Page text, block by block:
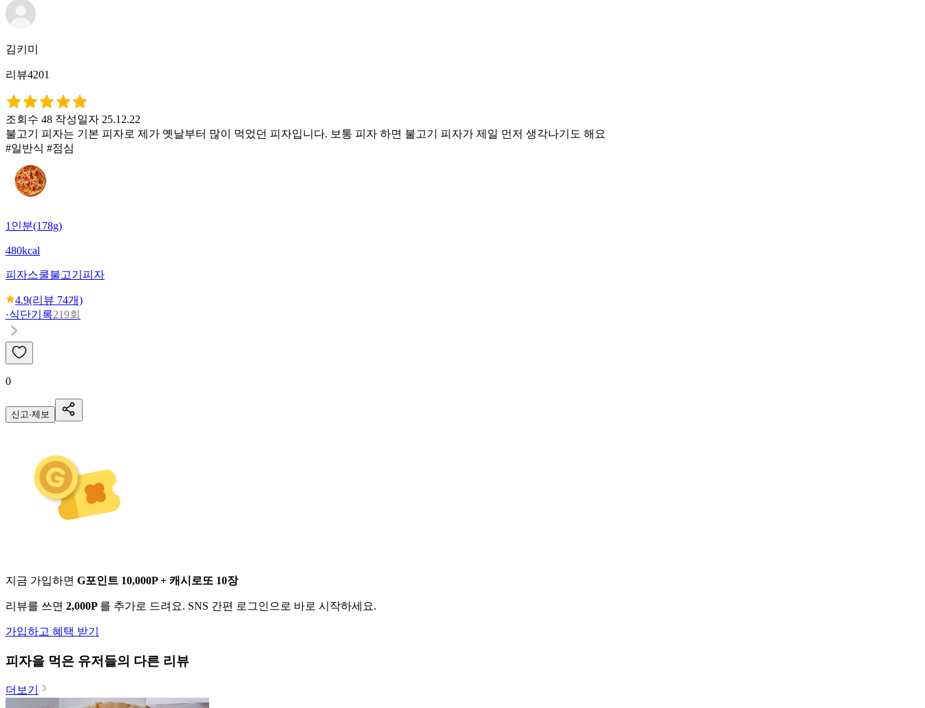
김키미
리뷰4201
조회수 48 작성일자 25.12.22
불고기 피자는 기본 피자로 제가 옛날부터 많이 먹었던 피자입니다. 보통 피자 하면 불고기 피자가 제일 먼저 생각나기도 해요
#일반식 #점심
1인분(178g)
480kcal
피자스쿨불고기피자
4.9(리뷰 74개)
·식단기록219회
0
신고·제보
지금 가입하면 G포인트 10,000P + 캐시로또 10장
리뷰를 쓰면 2,000P 를 추가로 드려요. SNS 간편 로그인으로 바로 시작하세요.
가입하고 혜택 받기
피자을 먹은 유저들의 다른 리뷰
더보기